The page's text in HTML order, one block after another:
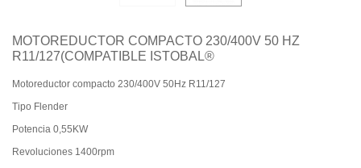
MOTOREDUCTOR COMPACTO 230/400V 50 HZ
R11/127(COMPATIBLE ISTOBAL®
Motoreductor compacto 230/400V 50Hz R11/127
Tipo Flender
Potencia 0,55KW
Revoluciones 1400rpm